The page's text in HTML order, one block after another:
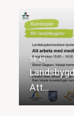
Att…